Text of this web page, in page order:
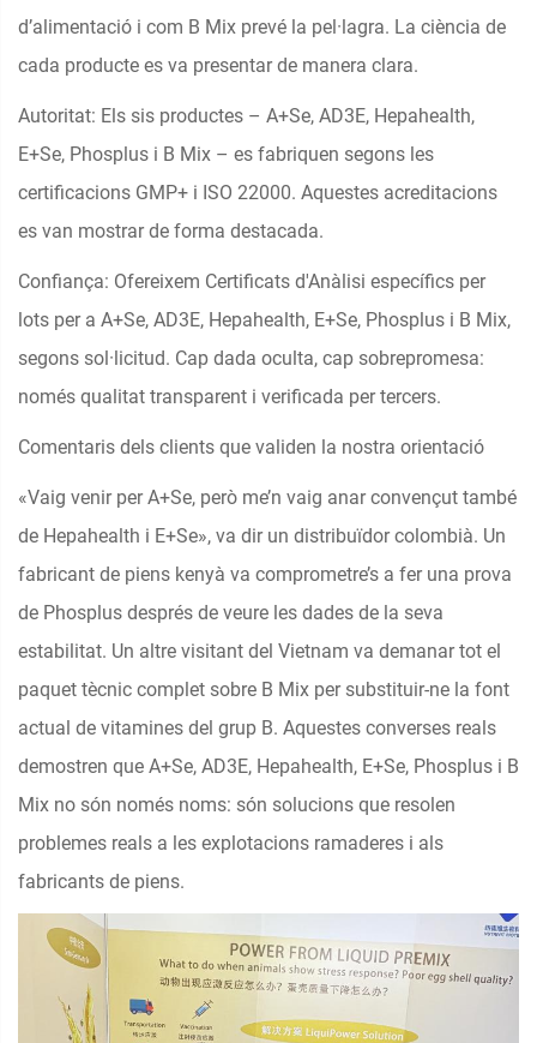
d’alimentació i com B Mix prevé la pel·lagra. La ciència de
cada producte es va presentar de manera clara.
Autoritat: Els sis productes – A+Se, AD3E, Hepahealth,
E+Se, Phosplus i B Mix – es fabriquen segons les
certificacions GMP+ i ISO 22000. Aquestes acreditacions
es van mostrar de forma destacada.
Confiança: Ofereixem Certificats d'Anàlisi específics per
lots per a A+Se, AD3E, Hepahealth, E+Se, Phosplus i B Mix,
segons sol·licitud. Cap dada oculta, cap sobrepromesa:
només qualitat transparent i verificada per tercers.
Comentaris dels clients que validen la nostra orientació
«Vaig venir per A+Se, però me’n vaig anar convençut també
de Hepahealth i E+Se», va dir un distribuïdor colombià. Un
fabricant de piens kenyà va comprometre’s a fer una prova
de Phosplus després de veure les dades de la seva
estabilitat. Un altre visitant del Vietnam va demanar tot el
paquet tècnic complet sobre B Mix per substituir-ne la font
actual de vitamines del grup B. Aquestes converses reals
demostren que A+Se, AD3E, Hepahealth, E+Se, Phosplus i B
Mix no són només noms: són solucions que resolen
problemes reals a les explotacions ramaderes i als
fabricants de piens.